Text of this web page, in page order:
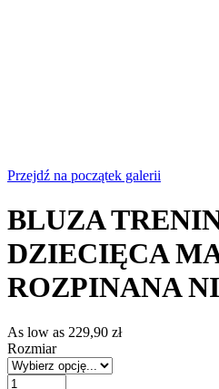
Przejdź na początek galerii
BLUZA
DZIECIĘCA
ROZPINANA
As low as 229,90 zł
Rozmiar